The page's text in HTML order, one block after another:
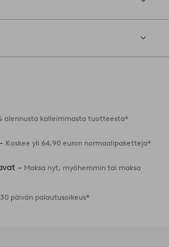
alennusta kalleimmasta tuotteesta*
Koskee yli 64,90 euron normaalipaketteja*
- Maksa nyt, myöhemmin tai maksa
30 päivän palautusoikeus*